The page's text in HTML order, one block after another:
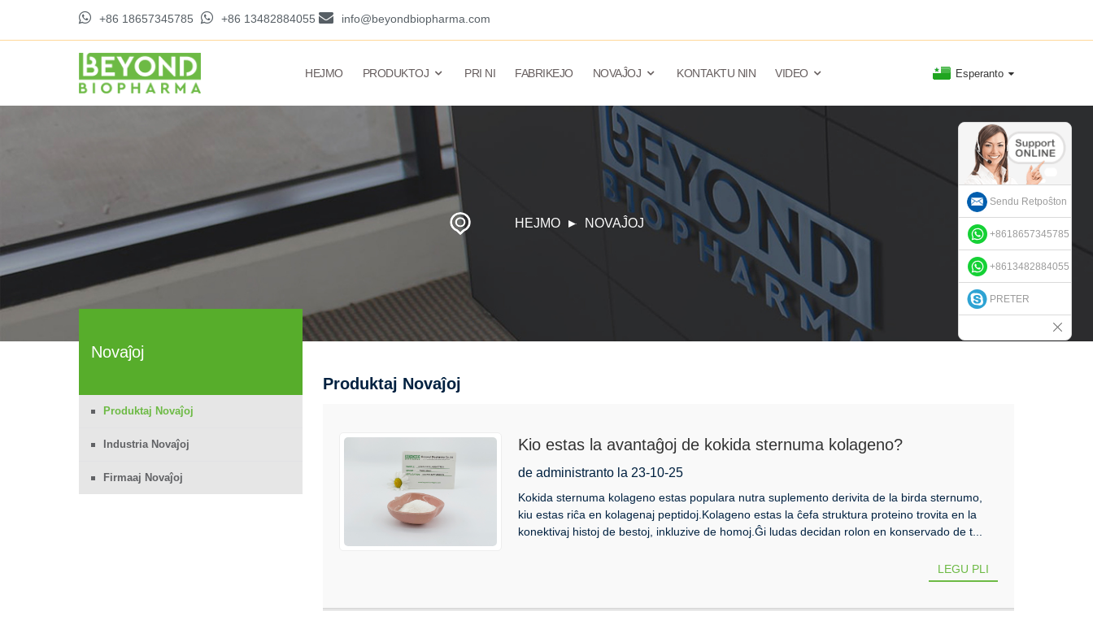
+86 18657345785 +86 13482884055 info@beyondbiopharma.com
HEJMO PRODUKTOJ PRI NI FABRIKEJO NOVAĴOJ KONTAKTU NIN VIDEO Esperanto
HEJMO NOVAĴOJ
Novaĵoj
Produktaj Novaĵoj
Industria Novaĵoj
Firmaaj Novaĵoj
Produktaj Novaĵoj
Kio estas la avantaĝoj de kokida sternuma kolageno?
de administranto la 23-10-25
Kokida sternuma kolageno estas populara nutra suplemento derivita de la birda sternumo,
kiu estas riĉa en kolagenaj peptidoj.Kolageno estas la ĉefa struktura proteino trovita en la
konektivaj histoj de bestoj, inkluzive de homoj.Ĝi ludas decidan rolon en konservado de t...
LEGU PLI
Sendu Retpoŝton
+8618657345785
+8613482884055
PRETER